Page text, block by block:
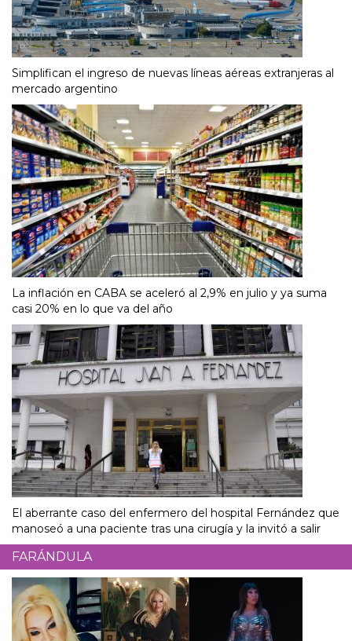
Simplifican el ingreso de nuevas líneas aéreas extranjeras al
mercado argentino
La inflación en CABA se aceleró al 2,9% en julio y ya suma
casi 20% en lo que va del año
El aberrante caso del enfermero del hospital Fernández que
manoseó a una paciente tras una cirugía y la invitó a salir
FARÁNDULA